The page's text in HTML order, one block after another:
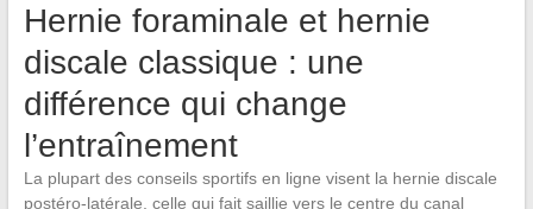
Hernie foraminale et hernie
discale classique : une
différence qui change
l’entraînement
La plupart des conseils sportifs en ligne visent la hernie discale
postéro-latérale, celle qui fait saillie vers le centre du canal